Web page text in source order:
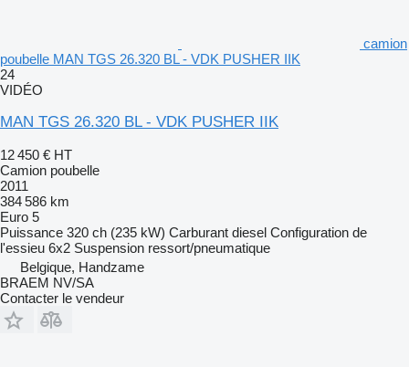
camion
poubelle MAN TGS 26.320 BL - VDK PUSHER IIK
24
VIDÉO
MAN TGS 26.320 BL - VDK PUSHER IIK
12 450 € HT
Camion poubelle
2011
384 586 km
Euro 5
Puissance 320 ch (235 kW) Carburant diesel Configuration de
l'essieu 6x2 Suspension ressort/pneumatique
Belgique, Handzame
BRAEM NV/SA
Contacter le vendeur